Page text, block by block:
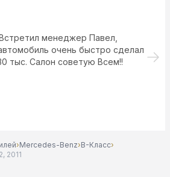
менеджер Павел,
очень быстро сделал
тыс. Салон советую Всем!!
›Mercedes-Benz›B-Класс›
2011